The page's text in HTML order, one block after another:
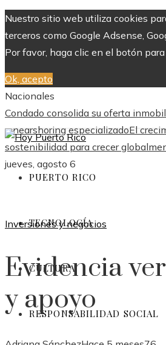
Nuestro sitio web utiliza cookies
terceros como Google Adsense,
Por favor, haga clic en el botón
Ok, acepto
Nacionales
Condado consolida su oferta
y nearshoring especializadoEl
sostenibilidad para crecer
jueves, agosto 6
PUERTO RICO
TECNOLOGÍA
CULTURA
RESPONSABILIDAD SOCIAL
Inversiones y negocios
Evidencia
y apoyo